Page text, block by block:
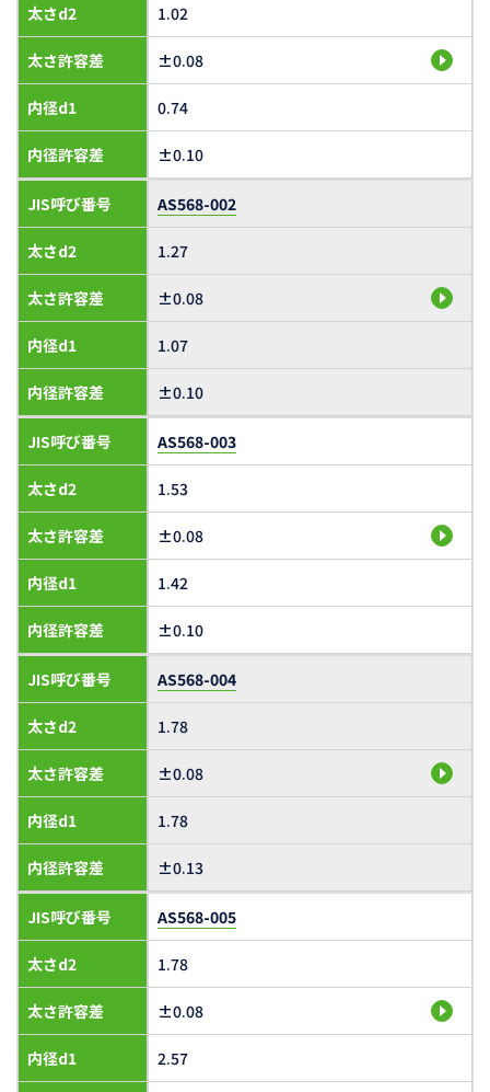
太さd2
太さ許容差
内径d1
内径許容差
1.02
±0.08
0.74
±0.10
JIS呼び番号
太さd2
太さ許容差
内径d1
内径許容差
AS568-002
1.27
±0.08
1.07
±0.10
JIS呼び番号
太さd2
太さ許容差
内径d1
内径許容差
AS568-003
1.53
±0.08
1.42
±0.10
JIS呼び番号
太さd2
太さ許容差
内径d1
内径許容差
AS568-004
1.78
±0.08
1.78
±0.13
JIS呼び番号
太さd2
太さ許容差
内径d1
AS568-005
1.78
±0.08
2.57